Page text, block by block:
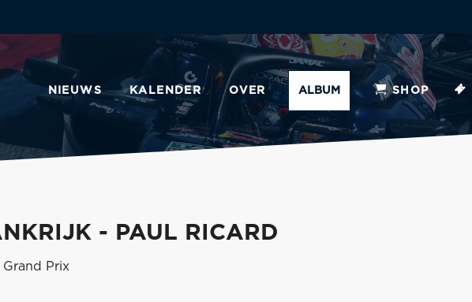
NIEUWS KALENDER OVER ALBUM SHOP
- PAUL RICARD
Grand Prix